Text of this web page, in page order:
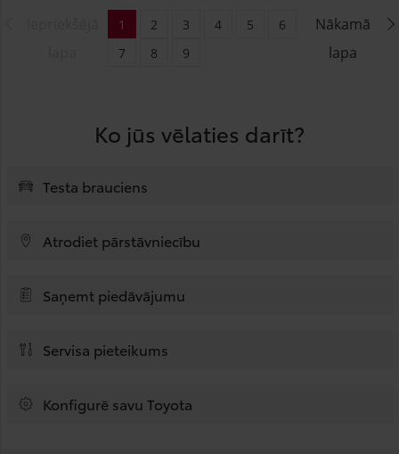
Nākamā
lapa
1 2 3 4 5
6
7
8 9
Ko jūs vēlaties darīt?
Testa brauciens
Atrodiet pārstāvniecību
Saņemt piedāvājumu
Servisa pieteikums
Konfigurē savu Toyota